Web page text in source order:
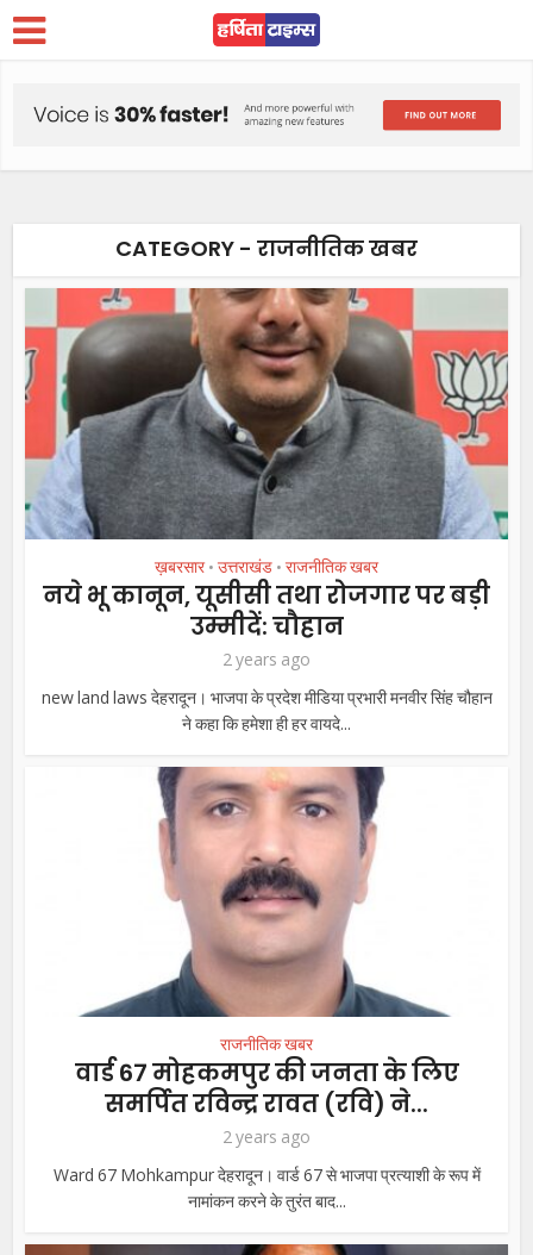
CATEGORY - राजनीतिक खबर
ख़बरसार • उत्तराखंड • राजनीतिक खबर
नये भू कानून, यूसीसी तथा रोजगार पर बड़ी
उम्मीदें: चौहान
2 years ago
new land laws देहरादून। भाजपा के प्रदेश मीडिया प्रभारी मनवीर सिंह चौहान
ने कहा कि हमेशा ही हर वायदे...
राजनीतिक खबर
वार्ड 67 मोहकमपुर की जनता के लिए
समर्पित रविन्द्र रावत (रवि) ने...
2 years ago
Ward 67 Mohkampur देहरादून। वार्ड 67 से भाजपा प्रत्याशी के रूप में
नामांकन करने के तुरंत बाद...